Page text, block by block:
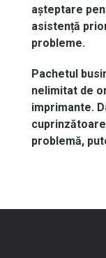
așteptare
asistență
probleme.
Pachetul
nelimitat de
imprimante.
cuprinzătoare
problemă,